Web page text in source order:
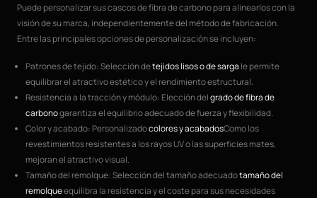
Puede personalizar sus cascos de fibra de carbono para alinearlos con la
visión de su marca, independientemente del método de fabricación.
Entre las principales opciones de personalización se incluyen:
Patrones de tejido: Selección detejidos lisos o de sarga le permite
equilibrar el atractivo estético y el rendimiento estructural.
Resistencia a la tracción y módulo: Elección delgrado de fibra de
carbonogarantiza el equilibrio adecuado de fuerza y flexibilidad.
Color y acabado: Personalizadocolores y acabadosComo los
revestimientos resistentes a los rayos UV o las superficies mates,
mejoran el atractivo visual.
Tamaño del remolque: Selección del tamaño adecuadotamaño del
remolqueequilibra la resistencia y el coste para sus necesidades